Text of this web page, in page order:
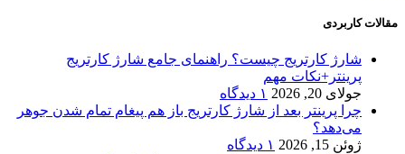
مقالات کاربردی
شارژ کارتریج چیست؟ راهنمای جامع شارژ کارتریج
پرینتر+نکات مهم
جولای 20, 2026
۱ دیدگاه
چرا پرینتر بعد از شارژ کارتریج باز هم پیغام تمام شدن جوهر
می‌دهد؟
ژوئن 15, 2026
۱ دیدگاه